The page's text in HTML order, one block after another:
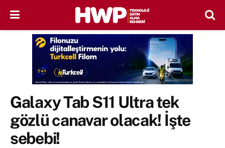
Galaxy Tab S11 Ultra tek
gözlü canavar olacak! İşte
sebebi!